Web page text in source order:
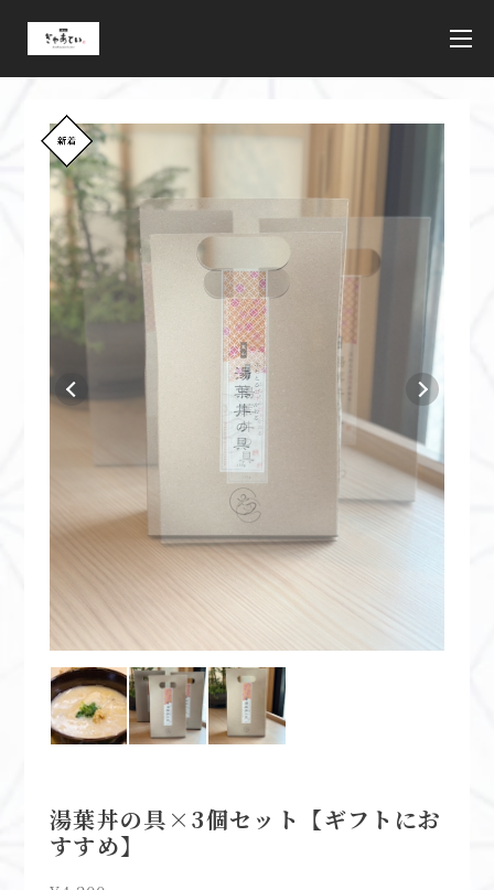
湯葉丼の具×3個セット【ギフトにお
すすめ】